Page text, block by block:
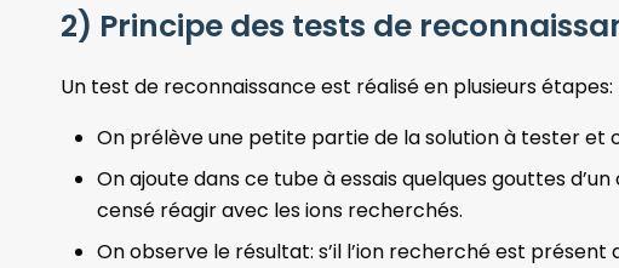
2) Principe des tests de
Un test de reconnaissance est réalisé en plusieurs étapes:
On prélève une petite partie de la solution à tester et
On ajoute dans ce tube à essais quelques gouttes
censé réagir avec les ions recherchés.
On observe le résultat: s’il l’ion recherché est